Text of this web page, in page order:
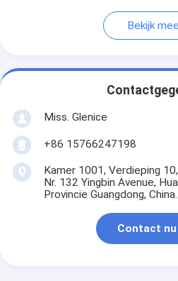
Bekijk
Miss. Glenice
+86 15766247198
Kamer 1001, Verdieping
Nr. 132 Yingbin Avenue,
Provincie Guangdong, China.
Contact nu